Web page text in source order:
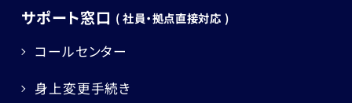
サポート窓口 ( 社員・拠点直接対応 )
コールセンター
身上変更手続き